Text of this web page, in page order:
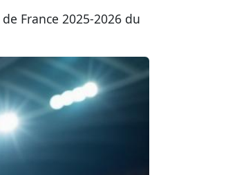
France 2025-2026 du